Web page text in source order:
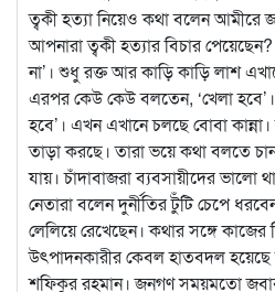
ত্বকী হত্যা নিয়েও কথা বলেন আমীরে
আপনারা ত্বকী হত্যার বিচার
না’। শুধু রক্ত আর কাড়ি কাড়ি লাশ
এরপর কেউ কেউ বলতেন, ‘খেলা
হবে’। এখন এখানে চলছে বোবা
তাড়া করছে। তারা ভয়ে কথা বলতে
যায়। চাঁদাবাজরা ব্যবসায়ীদের ভালো
নেতারা বলেন দুর্নীতির টুঁটি চেপে
লেলিয়ে রেখেছেন। কথার সঙ্গে
উৎপাদনকারীর কেবল হাতবদল
শফিকুর রহমান। জনগণ সময়মতো